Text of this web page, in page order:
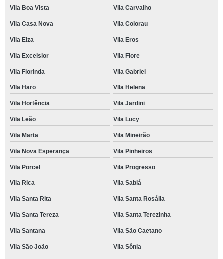
qual o preço de escola para criança integral Fazenda Imperial
qual o preço de escola de criança semi integral Éden
valor de escola para criança período integral Cajuru do Sul
qual o preço de escola de criança bilíngue Jardim Judith
valor de escola criança Trujillo
escola de criança bilíngue Nova Sorocaba
escola para criança particular Vila Barão
escola de criança semi integral mensalidade Jardim dos Estados
escolas de criança semi integral Jardim Santa Marcia
escolas de criança particulares Rancho Dirce
valor de escola para criança Quintais do Imperador
escola de criança semi integral mensalidade Jardim Gutierrez
Vila Boa Vista Vila Carvalho
Vila Casa Nova Vila Colorau
Vila Elza Vila Eros
Vila Excelsior Vila Fiore
Vila Florinda Vila Gabriel
Vila Haro Vila Helena
Vila Hortência Vila Jardini
Vila Leão Vila Lucy
Vila Marta Vila Mineirão
Vila Nova Esperança Vila Pinheiros
Vila Porcel Vila Progresso
Vila Rica Vila Sabiá
Vila Santa Rita Vila Santa Rosália
Vila Santa Tereza Vila Santa Terezinha
Vila Santana Vila São Caetano
Vila São João Vila Sônia